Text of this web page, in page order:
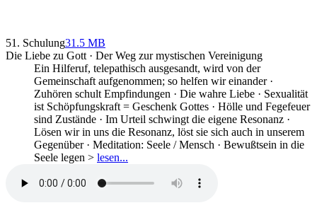
51. Schulung31.5 MB
Die Liebe zu Gott · Der Weg zur mystischen Vereinigung
Ein Hilferuf, telepathisch ausgesandt, wird von der
Gemeinschaft aufgenommen; so helfen wir einander ·
Zuhören schult Empfindungen · Die wahre Liebe · Sexualität
ist Schöpfungskraft = Geschenk Gottes · Hölle und Fegefeuer
sind Zustände · Im Urteil schwingt die eigene Resonanz ·
Lösen wir in uns die Resonanz, löst sie sich auch in unserem
Gegenüber · Meditation: Seele / Mensch · Bewußtsein in die
Seele legen > lesen...